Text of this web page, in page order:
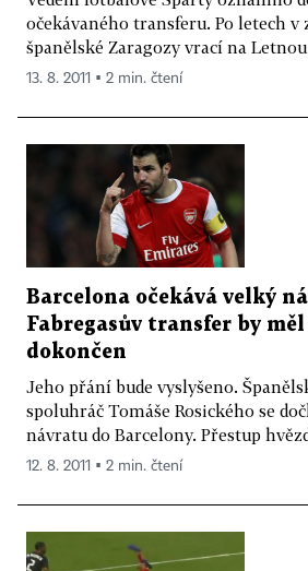
očekávaného transferu. Po letech v
španělské Zaragozy vrací na
13. 8. 2011 ▪ 2 min. čtení
Barcelona očekává velký
Fabregasův transfer by
dokončen
Jeho přání bude vyslyšeno.
spoluhráč Tomáše Rosického se
návratu do Barcelony. Přestup
12. 8. 2011 ▪ 2 min. čtení